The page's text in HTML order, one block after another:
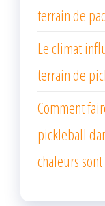
terrain de
Le climat
terrain de
Comment
pickleball
chaleurs